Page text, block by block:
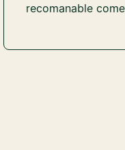
recomanable